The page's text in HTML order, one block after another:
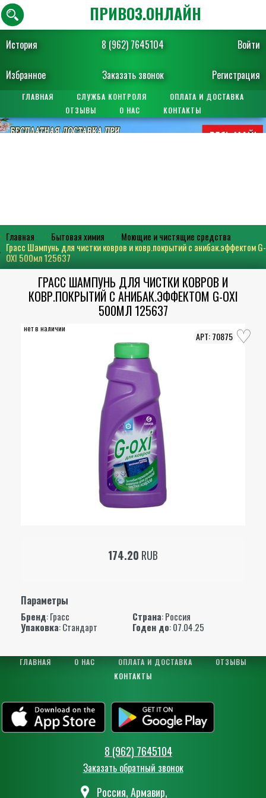
История 8 (962) 7645104 Войти
Избранное Заказать звонок Регистрация
ПРИВОЗ.ОНЛАЙН
ГЛАВНАЯ СЛУЖБА КОНТРОЛЯ
ОПЛАТА И ДОСТАВКА
ОТЗЫВЫ
О НАС КОНТАКТЫ
Главная Бытовая химия
Моющие и чистящие средства
Грасс Шампунь для чистки ковров и ковр.покрытий с анибак.эффектом G-
OXI 500мл 125637
ГРАСС ШАМПУНЬ ДЛЯ ЧИСТКИ КОВРОВ И
КОВР.ПОКРЫТИЙ С АНИБАК.ЭФФЕКТОМ G-OXI
500МЛ 125637
нет в наличии
70875
174.20 RUB
Параметры
Бренд:Грасс Страна: Россия
Упаковка: Стандарт Годен до: 07.04.25
ГЛАВНАЯ О НАС ОПЛАТА И ДОСТАВКА
ОТЗЫВЫ
КОНТАКТЫ
8 (962) 7645104
Заказать обратный звонок
Россия, Армавир,